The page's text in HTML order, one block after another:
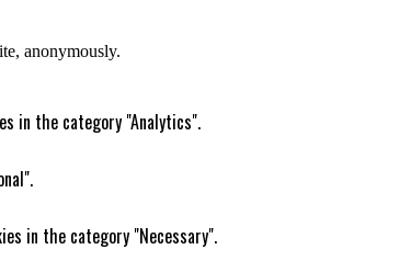
anonymously.
in the category "Analytics".
in the category "Necessary".